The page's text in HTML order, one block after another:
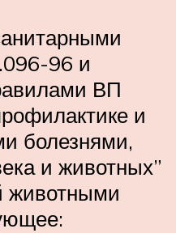
96 и
ВП
и
болезнями,
и животных”
животными